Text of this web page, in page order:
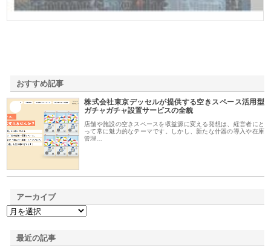
おすすめ記事
株式会社東京デッセルが提供する空きスペース活用型
ガチャガチャ設置サービスの全貌
店舗や施設の空きスペースを収益源に変える発想は、経営者にと
って常に魅力的なテーマです。しかし、新たな什器の導入や在庫
管理…
アーカイブ
最近の記事